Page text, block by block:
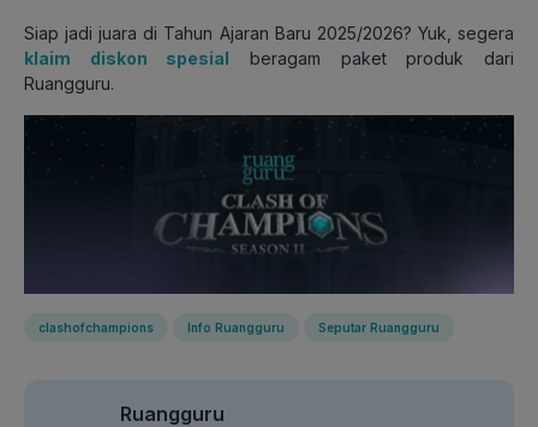
Siap jadi juara di Tahun Ajaran Baru 2025/2026? Yuk, segera
klaim diskon spesial beragam paket produk dari
Ruangguru.
clashofchampions Info Ruangguru Seputar Ruangguru
Ruangguru